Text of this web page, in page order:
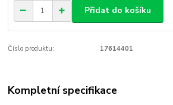
Přidat do košíku
Číslo produktu: 17614401
Kompletní specifikace